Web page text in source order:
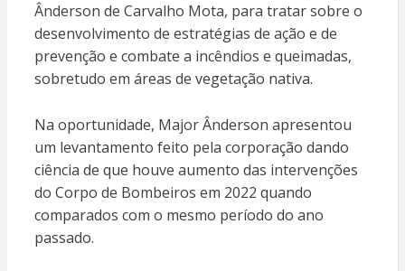
Ânderson de Carvalho Mota, para tratar sobre o
desenvolvimento de estratégias de ação e de
prevenção e combate a incêndios e queimadas,
sobretudo em áreas de vegetação nativa.
Na oportunidade, Major Ânderson apresentou
um levantamento feito pela corporação dando
ciência de que houve aumento das intervenções
do Corpo de Bombeiros em 2022 quando
comparados com o mesmo período do ano
passado.